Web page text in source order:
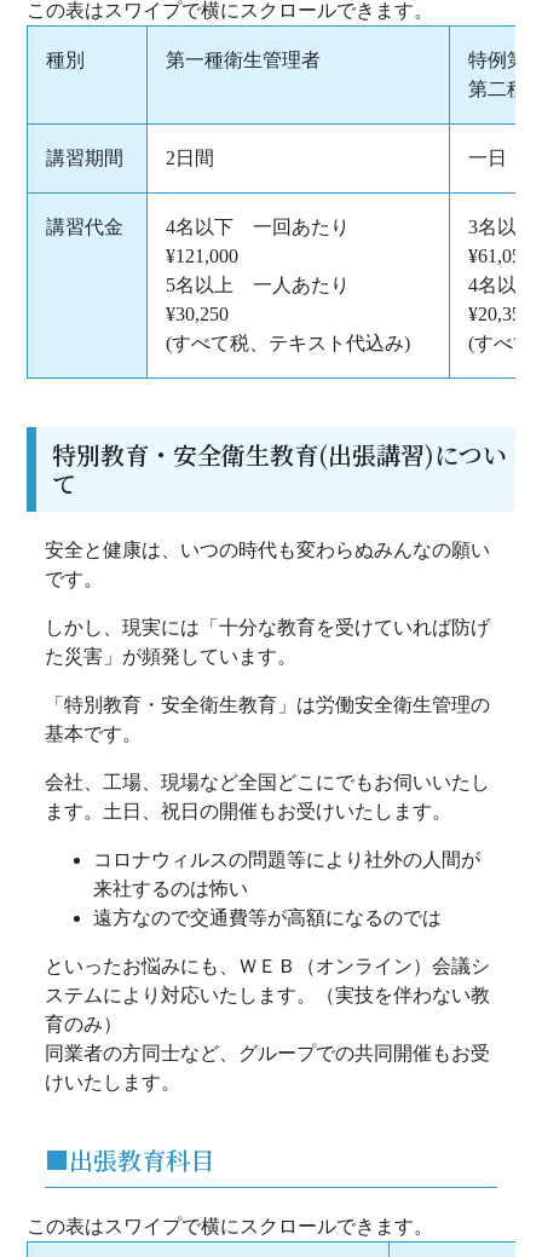
種別 第一種衛生管理者
特例第
第二種
講習期間 2日間 一日
講習代金
4名以下 一回あたり
¥121,000
5名以上 一人あたり
¥30,250
(すべて税、テキスト代込み)
3名以
¥61,050
4名以
¥20,350
(すべて
特別教育・安全衛生教育(出張講習)につい
て
安全と健康は、いつの時代も変わらぬみんなの願い
です。
しかし、現実には「十分な教育を受けていれば防げ
た災害」が頻発しています。
「特別教育・安全衛生教育」は労働安全衛生管理の
基本です。
会社、工場、現場など全国どこにでもお伺いいたし
ます。土日、祝日の開催もお受けいたします。
コロナウィルスの問題等により社外の人間が
来社するのは怖い
遠方なので交通費等が高額になるのでは
といったお悩みにも、ＷＥＢ（オンライン）会議シ
ステムにより対応いたします。（実技を伴わない教
育のみ）
同業者の方同士など、グループでの共同開催もお受
けいたします。
■出張教育科目